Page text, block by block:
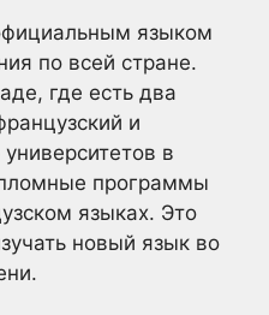
языком
по всей стране.
где есть два
и
в
программы
языках. Это
новый язык во